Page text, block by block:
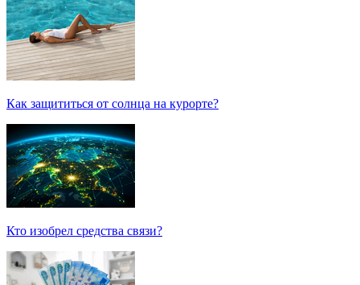
Как защититься от солнца на курорте?
Кто изобрел средства связи?